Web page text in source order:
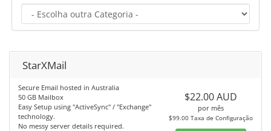
StarXMail
Secure Email hosted in Australia
50 GB Mailbox
Easy Setup using "ActiveSync" / "Exchange"
technology.
No messy server details required.
$22.00 AUD
por mês
$99.00 Taxa de Configuração